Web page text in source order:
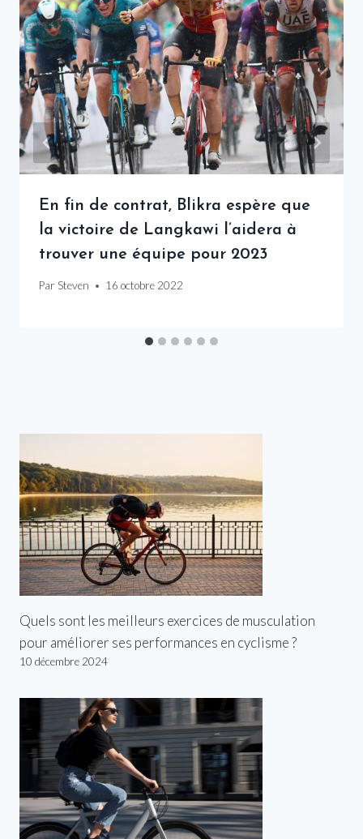
En fin de contrat, Blikra espère que
la victoire de Langkawi l’aidera à
trouver une équipe pour 2023
Par Steven 16 octobre 2022
Quels sont les meilleurs exercices de musculation
pour améliorer ses performances en cyclisme ?
10 décembre 2024